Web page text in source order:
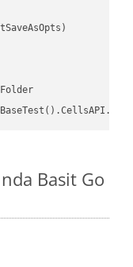
Basit Go